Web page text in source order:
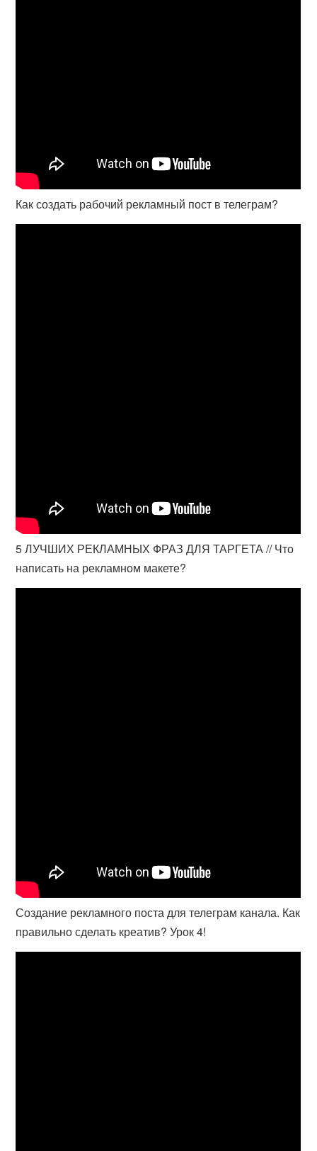
Как создать рабочий рекламный пост в телеграм?
5 ЛУЧШИХ РЕКЛАМНЫХ ФРАЗ ДЛЯ ТАРГЕТА // Что
написать на рекламном макете?
Создание рекламного поста для телеграм канала. Как
правильно сделать креатив? Урок 4!